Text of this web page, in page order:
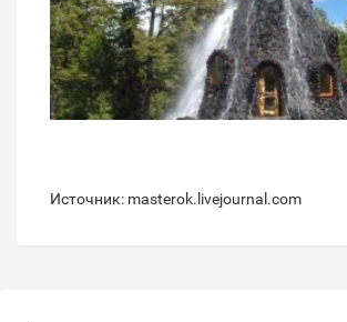
Источник: masterok.livejournal.com